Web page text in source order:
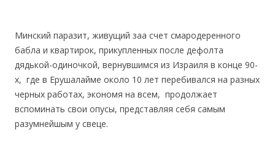
Минский паразит, живущий заа счет смародеренного
бабла и квартирок, прикупленных после дефолта
дядькой-одиночкой, вернувшимся из Израиля в конце 90-
х, где в Ерушалайме около 10 лет перебивался на разных
черных работах, экономя на всем, продолжает
вспоминать свои опусы, представляя себя самым
разумнейшым у свеце.